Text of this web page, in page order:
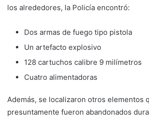
los alrededores, la Policía encontró:
Dos armas de fuego tipo pistola
Un artefacto explosivo
128 cartuchos calibre 9 milímetros
Cuatro alimentadoras
Además, se localizaron otros elementos
presuntamente fueron abandonados